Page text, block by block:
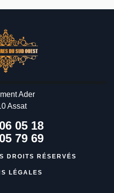
Ader
Assat
05 18
79 69
DROITS RÉSERVÉS
LÉGALES